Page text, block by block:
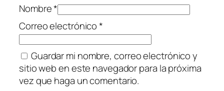
Nombre*
Correo electrónico*
Guardar mi nombre, correo electrónico y
sitio web en este navegador para la próxima
vez que haga un comentario.